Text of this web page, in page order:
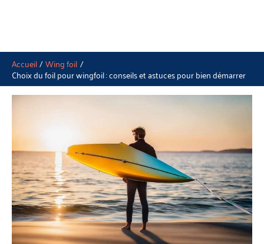
Accueil Wing foil
Choix du foil pour wingfoil : conseils et astuces pour bien démarrer